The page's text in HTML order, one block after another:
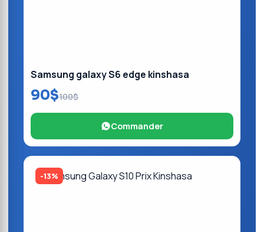
Samsung galaxy S6 edge kinshasa
90$100$
Commander
-13%